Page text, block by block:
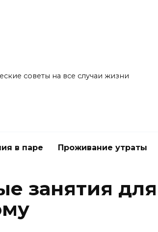
советы на все случаи жизни
в паре Проживание утраты
занятия для